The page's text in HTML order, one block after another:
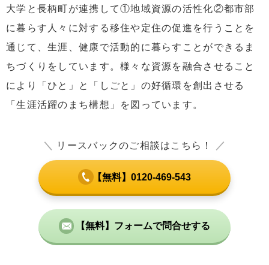
大学と長柄町が連携して①地域資源の活性化②都市部
に暮らす人々に対する移住や定住の促進を行うことを
通じて、生涯、健康で活動的に暮らすことができるま
ちづくりをしています。様々な資源を融合させること
により「ひと」と「しごと」の好循環を創出させる
「生涯活躍のまち構想」を図っています。
＼ リースバックのご相談はこちら！ ／
【無料】0120-469-543
【無料】フォームで問合せする